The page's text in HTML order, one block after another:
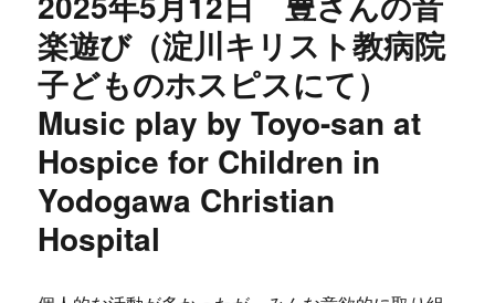
楽遊び（淀川キリスト教病院
子どものホスピスにて）
Music play by Toyo-san at
Hospice for Children in
Yodogawa Christian
Hospital